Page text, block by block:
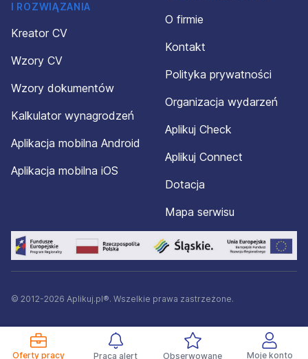
Oferty pracy Praca alert Obserwowane Moje konto
I ROZWIĄZANIA
Kreator CV
Wzory CV
Wzory dokumentów
Kalkulator wynagrodzeń
Aplikacja mobilna Android
Aplikacja mobilna iOS
O firmie
Kontakt
Polityka prywatności
Organizacja wydarzeń
Aplikuj Check
Aplikuj Connect
Dotacja
Mapa serwisu
© 2012-2026 Aplikuj.pl®. Wszelkie prawa zastrzeżone.